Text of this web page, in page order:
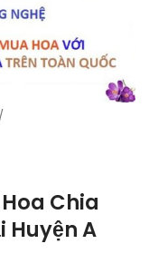
Chia
Huyện A